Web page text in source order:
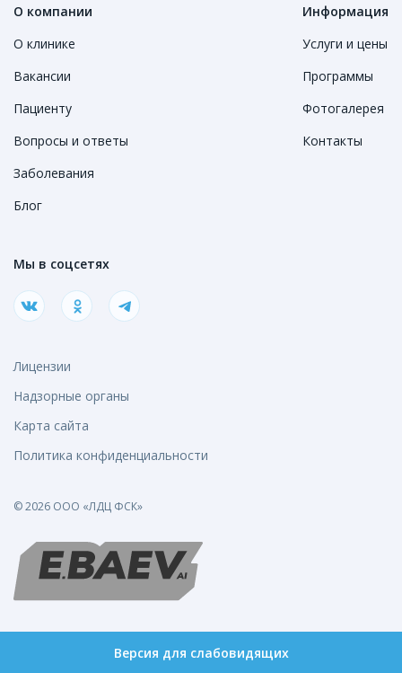
О компании
О клинике
Вакансии
Пациенту
Вопросы и ответы
Заболевания
Блог
Информация
Услуги и цены
Программы
Фотогалерея
Контакты
Мы в соцсетях
Лицензии
Надзорные органы
Карта сайта
Политика конфиденциальности
© 2026 ООО «ЛДЦ ФСК»
Версия для слабовидящих